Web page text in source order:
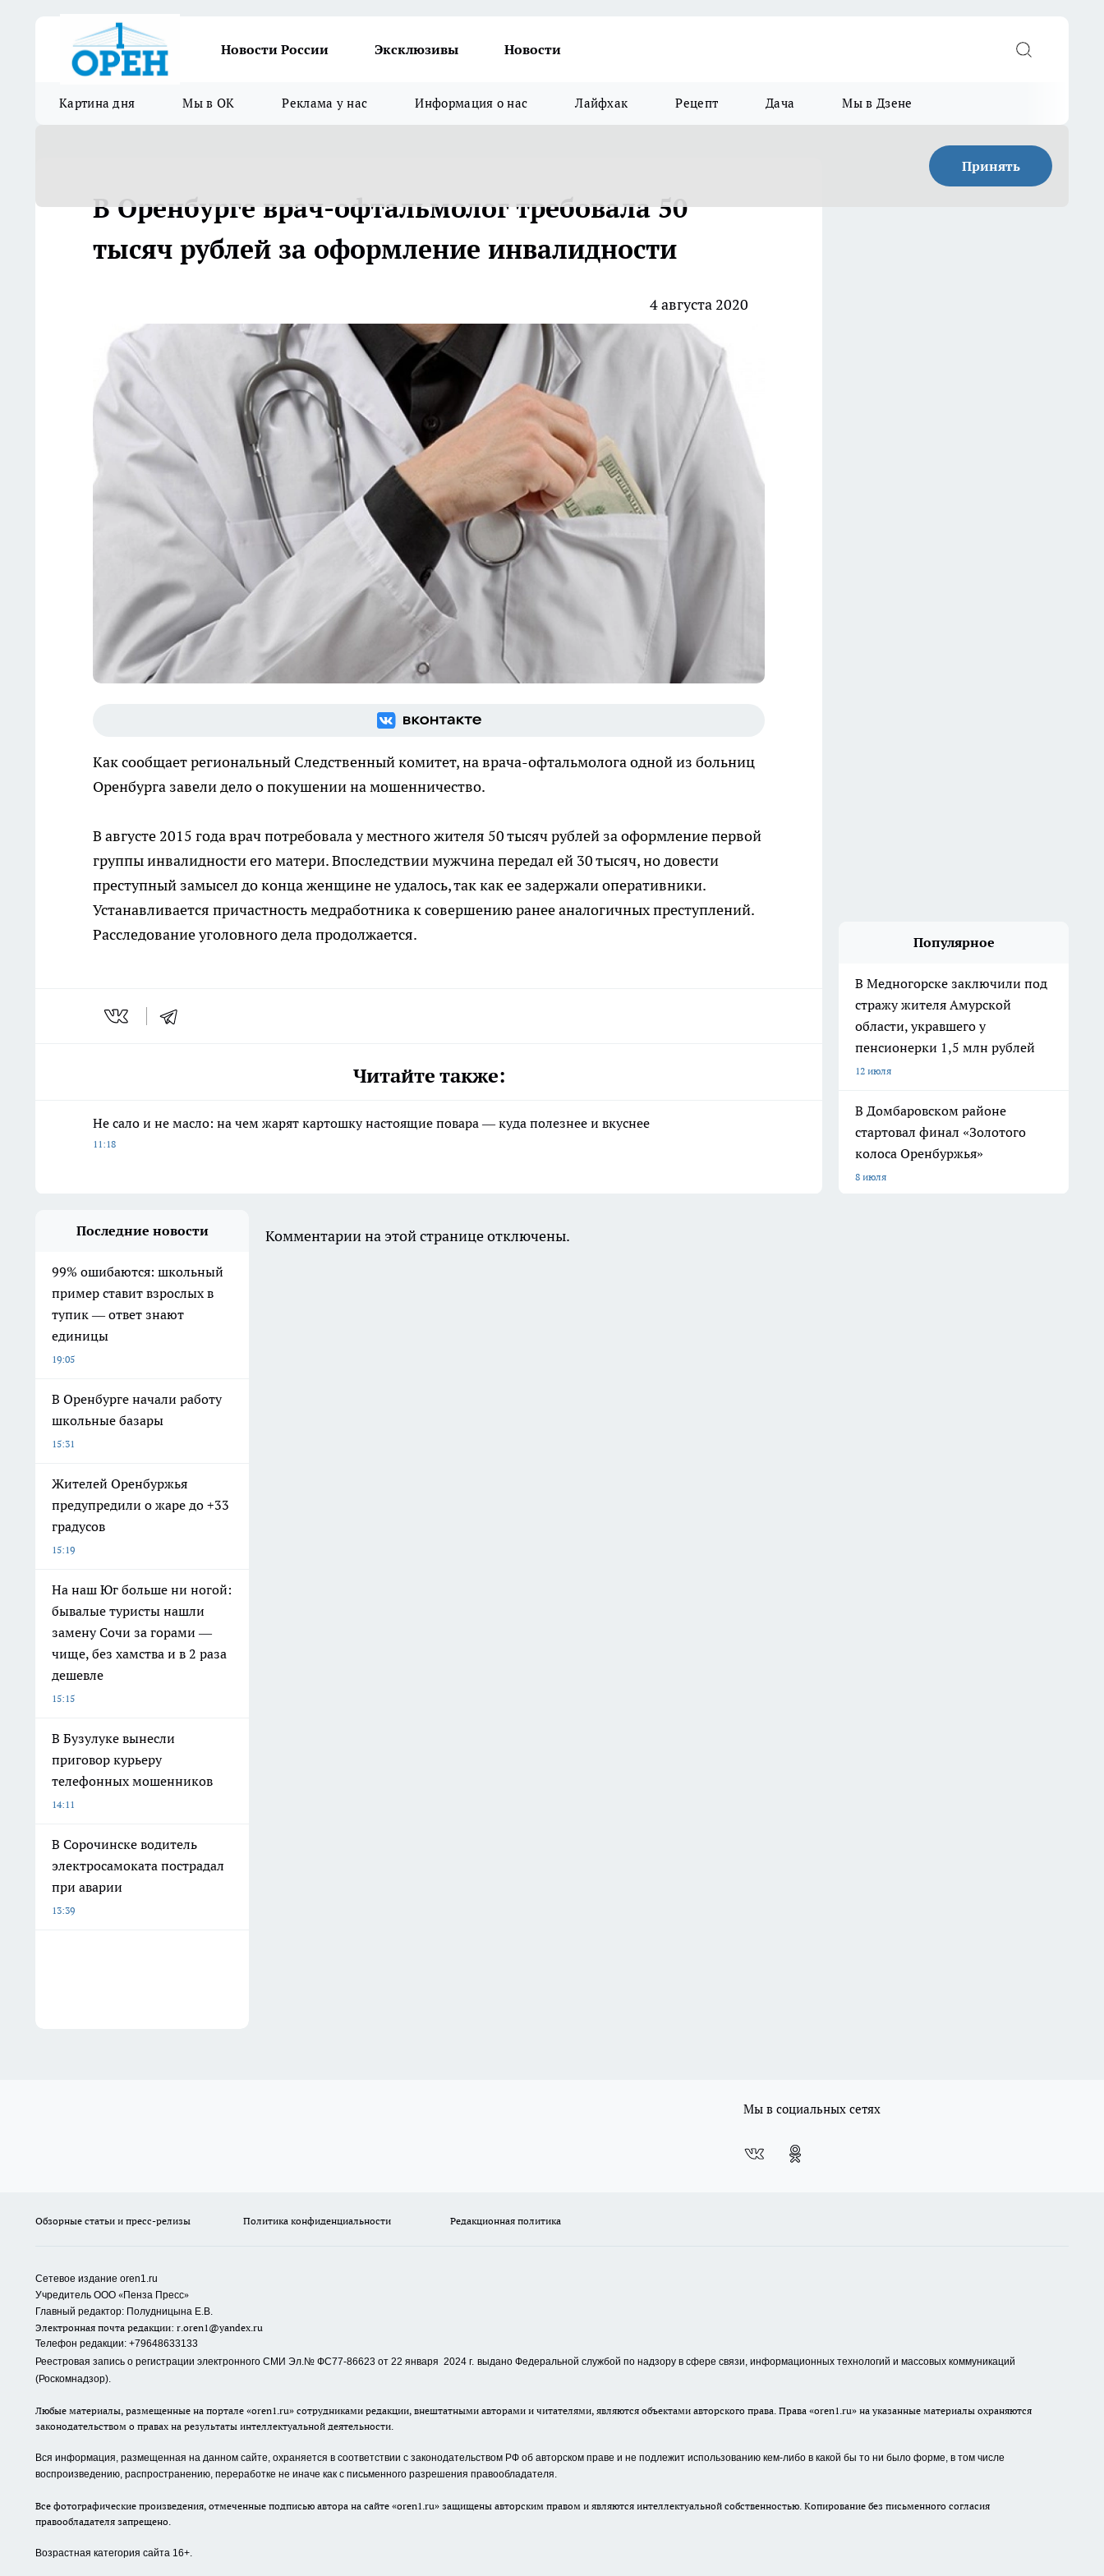
Новости России Эксклюзивы Новости
Картина дня Мы в ОК Реклама у нас Информация о нас Лайфхак Рецепт Дача Мы в Дзене
Принять
В Оренбурге врач-офтальмолог требовала 50
тысяч рублей за оформление инвалидности
4 августа 2020
Как сообщает региональный Следственный комитет, на врача-офтальмолога одной из больниц
Оренбурга завели дело о покушении на мошенничество.
В августе 2015 года врач потребовала у местного жителя 50 тысяч рублей за оформление первой
группы инвалидности его матери. Впоследствии мужчина передал ей 30 тысяч, но довести
преступный замысел до конца женщине не удалось, так как ее задержали оперативники.
Устанавливается причастность медработника к совершению ранее аналогичных преступлений.
Расследование уголовного дела продолжается.
Читайте также:
Не сало и не масло: на чем жарят картошку настоящие повара — куда полезнее и вкуснее
11:18
Популярное
В Медногорске заключили под
стражу жителя Амурской
области, укравшего у
пенсионерки 1,5 млн рублей
12 июля
В Домбаровском районе
стартовал финал «Золотого
колоса Оренбуржья»
8 июля
Последние новости
99% ошибаются: школьный
пример ставит взрослых в
тупик — ответ знают
единицы
19:05
В Оренбурге начали работу
школьные базары
15:31
Жителей Оренбуржья
предупредили о жаре до +33
градусов
15:19
На наш Юг больше ни ногой:
бывалые туристы нашли
замену Сочи за горами —
чище, без хамства и в 2 раза
дешевле
15:15
В Бузулуке вынесли
приговор курьеру
телефонных мошенников
14:11
В Сорочинске водитель
электросамоката пострадал
при аварии
13:39
Комментарии на этой странице отключены.
Мы в социальных сетях
Обзорные статьи и пресс-релизы Политика конфиденциальности Редакционная политика
Сетевое издание oren1.ru
Учредитель ООО «Пенза Пресс»
Главный редактор: Полудницына Е.В.
Электронная почта редакции: r.oren1@yandex.ru
Телефон редакции: +79648633133
Реестровая запись о регистрации электронного СМИ Эл.№ ФС77-86623 от 22 января 2024 г. выдано Федеральной службой по надзору в сфере связи, информационных технологий и массовых коммуникаций
(Роскомнадзор).
Любые материалы, размещенные на портале «oren1.ru» сотрудниками редакции, внештатными авторами и читателями, являются объектами авторского права. Права «oren1.ru» на указанные материалы охраняются
законодательством о правах на результаты интеллектуальной деятельности.
Вся информация, размещенная на данном сайте, охраняется в соответствии с законодательством РФ об авторском праве и не подлежит использованию кем-либо в какой бы то ни было форме, в том числе
воспроизведению, распространению, переработке не иначе как с письменного разрешения правообладателя.
Все фотографические произведения, отмеченные подписью автора на сайте «oren1.ru» защищены авторским правом и являются интеллектуальной собственностью. Копирование без письменного согласия
правообладателя запрещено.
Возрастная категория сайта 16+.